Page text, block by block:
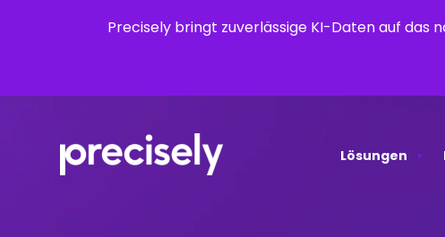
Precisely bringt zuverlässige KI-Daten auf das
Lösungen